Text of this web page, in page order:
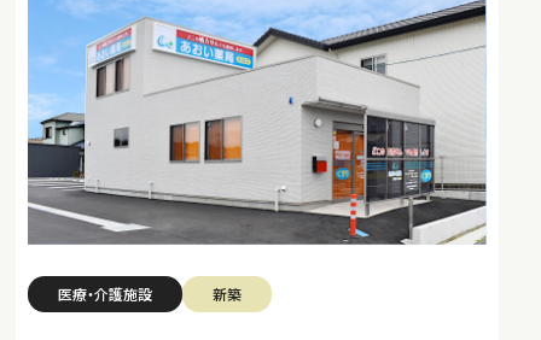
医療・介護施設 新築